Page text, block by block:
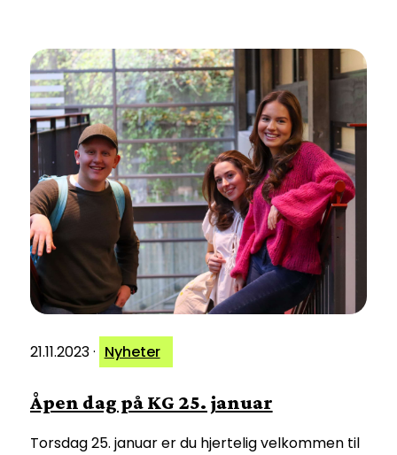
21.11.2023· Nyheter
Åpen dag på KG 25. januar
Torsdag 25. januar er du hjertelig velkommen til